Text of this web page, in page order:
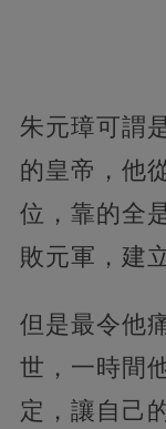
朱元璋可謂
的皇帝，他
位，靠的全
敗元軍，建
但是最令他
世，一時間
定，讓自己